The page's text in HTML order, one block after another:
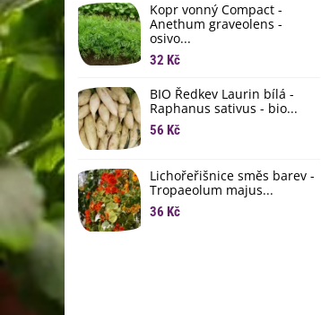
Kopr vonný Compact -
Anethum graveolens -
osivo...
32 Kč
BIO Ředkev Laurin bílá -
Raphanus sativus - bio...
56 Kč
Lichořeřišnice směs barev -
Tropaeolum majus...
36 Kč